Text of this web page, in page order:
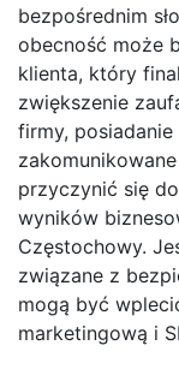
bezpośrednim
obecność może
klienta, który
zwiększenie
firmy,
przyczynić się
wyników
Częstochowy.
związane z
mogą być
marketingową i